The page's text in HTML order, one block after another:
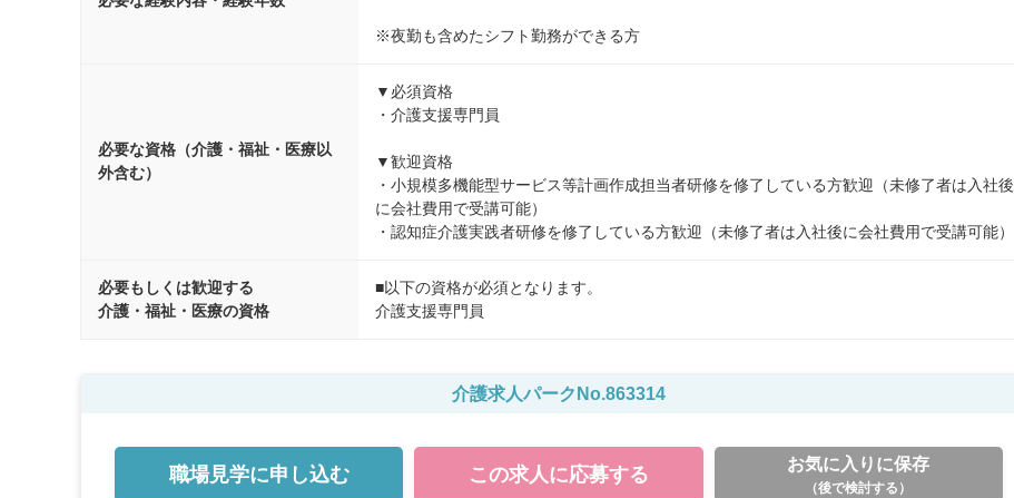
※夜勤も含めたシフト勤務ができる方
必要な資格（介護・福祉・医療以
外含む）
▼必須資格
・介護支援専門員
▼歓迎資格
・小規模多機能型サービス等計画作成担当者研修を修了している方歓迎（未修了者は入社後
に会社費用で受講可能）
・認知症介護実践者研修を修了している方歓迎（未修了者は入社後に会社費用で受講可能）
必要もしくは歓迎する
介護・福祉・医療の資格
■以下の資格が必須となります。
介護支援専門員
介護求人パークNo.863314
職場見学に申し込む この求人に応募する お気に入りに保存
（後で検討する）